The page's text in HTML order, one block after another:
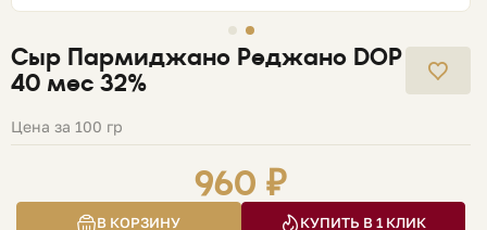
Сыр Пармиджано Реджано DOP
40 мес 32%
Цена за 100 гр
960 ₽
В КОРЗИНУ КУПИТЬ В 1 КЛИК